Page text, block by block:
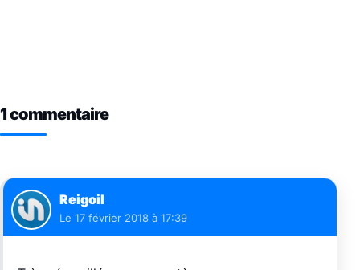
1 commentaire
Reigoil
Le 17 février 2018 à 17:39